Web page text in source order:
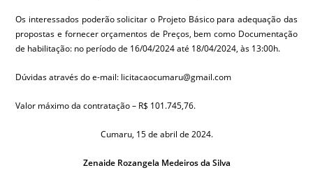
Os interessados poderão solicitar o Projeto Básico para adequação das
propostas e fornecer orçamentos de Preços, bem como Documentação
de habilitação: no período de 16/04/2024 até 18/04/2024, às 13:00h.
Dúvidas através do e-mail: licitacaocumaru@gmail.com
Valor máximo da contratação – R$ 101.745,76.
Cumaru, 15 de abril de 2024.
Zenaide Rozangela Medeiros da Silva